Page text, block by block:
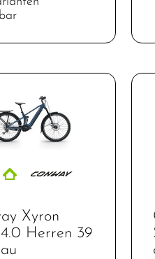
Xyron
Herren 39